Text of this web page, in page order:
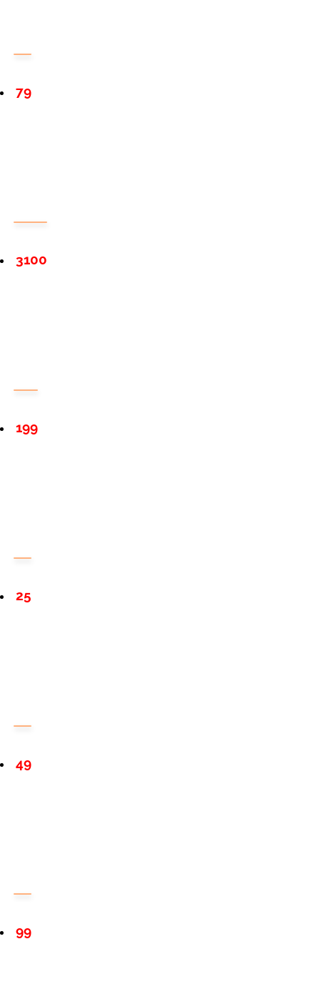
79
3100
199
25
49
99